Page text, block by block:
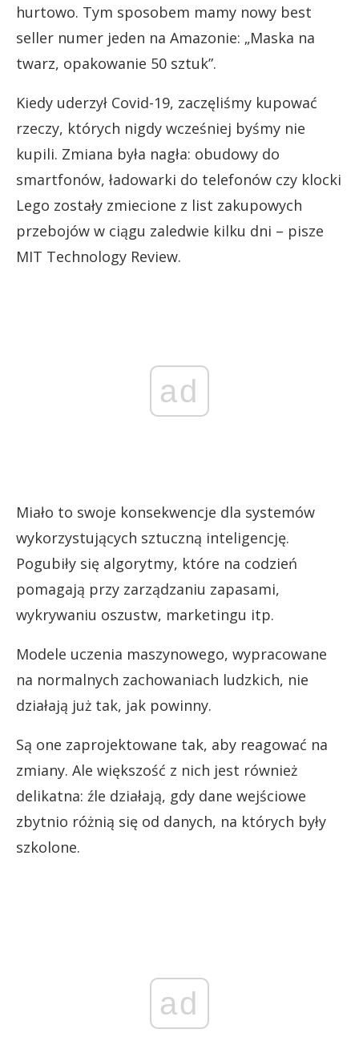
hurtowo. Tym sposobem mamy nowy best
seller numer jeden na Amazonie: „Maska na
twarz, opakowanie 50 sztuk”.
Kiedy uderzył Covid-19, zaczęliśmy kupować
rzeczy, których nigdy wcześniej byśmy nie
kupili. Zmiana była nagła: obudowy do
smartfonów, ładowarki do telefonów czy klocki
Lego zostały zmiecione z list zakupowych
przebojów w ciągu zaledwie kilku dni – pisze
MIT Technology Review.
ad
Miało to swoje konsekwencje dla systemów
wykorzystujących sztuczną inteligencję.
Pogubiły się algorytmy, które na codzień
pomagają przy zarządzaniu zapasami,
wykrywaniu oszustw, marketingu itp.
Modele uczenia maszynowego, wypracowane
na normalnych zachowaniach ludzkich, nie
działają już tak, jak powinny.
Są one zaprojektowane tak, aby reagować na
zmiany. Ale większość z nich jest również
delikatna: źle działają, gdy dane wejściowe
zbytnio różnią się od danych, na których były
szkolone.
ad